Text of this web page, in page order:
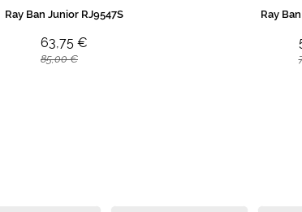
Ray Ban Junior RJ9547S
63,75 €
85,00 €
Ray